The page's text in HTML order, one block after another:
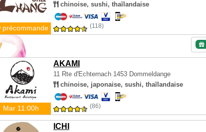
chinoise, sushi, thaïlandaise
précommande (118)
AKAMI
11 Rte d'Echternach 1453 Dommeldange
chinoise, japonaise, sushi, thaïlandaise
Mar 11:00h (86)
ICHI